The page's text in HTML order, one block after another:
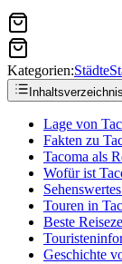
Kategorien:Städte
Inhaltsverzeichnis
Lage von
Fakten zu
Tacoma als
Wofür ist
Touren in
Beste
Geschichte